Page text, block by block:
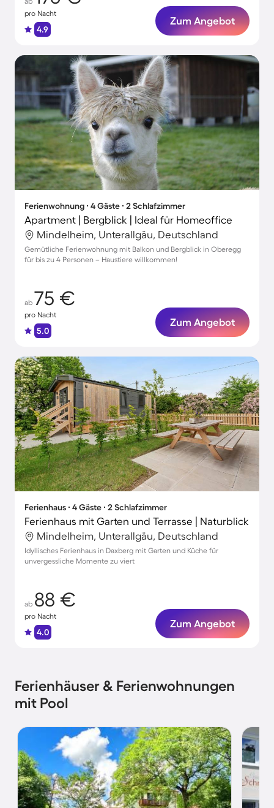
pro Nacht
4.9
Zum Angebot
Ferienwohnung ∙ 4 Gäste ∙ 2 Schlafzimmer
Apartment | Bergblick | Ideal für Homeoffice
Mindelheim, Unterallgäu, Deutschland
Gemütliche Ferienwohnung mit Balkon und Bergblick in Oberegg
für bis zu 4 Personen – Haustiere willkommen!
ab 75 €
pro Nacht
5.0
Zum Angebot
Ferienhaus ∙ 4 Gäste ∙ 2 Schlafzimmer
Ferienhaus mit Garten und Terrasse | Naturblick
Mindelheim, Unterallgäu, Deutschland
Idyllisches Ferienhaus in Daxberg mit Garten und Küche für
unvergessliche Momente zu viert
ab 88 €
pro Nacht
4.0
Zum Angebot
Ferienhäuser & Ferienwohnungen
mit Pool